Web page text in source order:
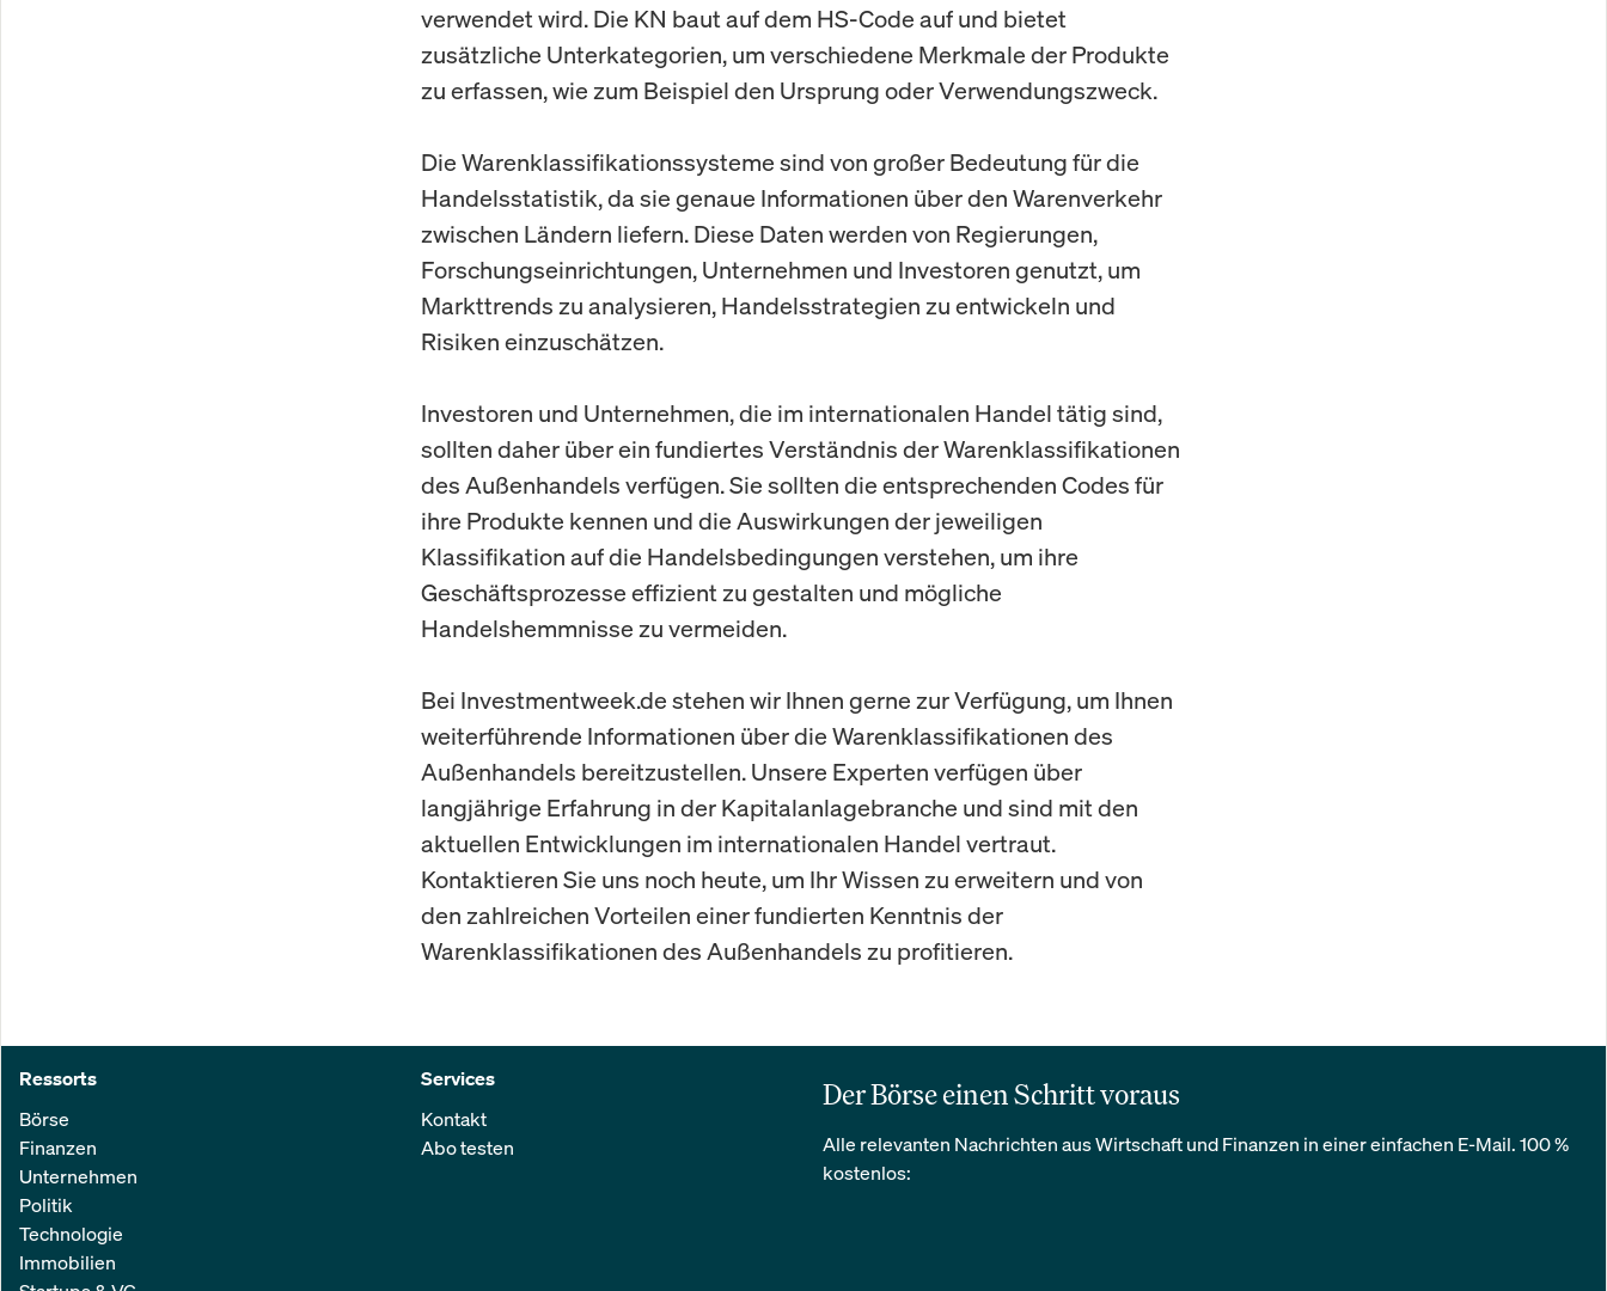
verwendet wird. Die KN baut auf dem HS-Code auf und bietet
zusätzliche Unterkategorien, um verschiedene Merkmale der Produkte
zu erfassen, wie zum Beispiel den Ursprung oder Verwendungszweck.
Die Warenklassifikationssysteme sind von großer Bedeutung für die
Handelsstatistik, da sie genaue Informationen über den Warenverkehr
zwischen Ländern liefern. Diese Daten werden von Regierungen,
Forschungseinrichtungen, Unternehmen und Investoren genutzt, um
Markttrends zu analysieren, Handelsstrategien zu entwickeln und
Risiken einzuschätzen.
Investoren und Unternehmen, die im internationalen Handel tätig sind,
sollten daher über ein fundiertes Verständnis der Warenklassifikationen
des Außenhandels verfügen. Sie sollten die entsprechenden Codes für
ihre Produkte kennen und die Auswirkungen der jeweiligen
Klassifikation auf die Handelsbedingungen verstehen, um ihre
Geschäftsprozesse effizient zu gestalten und mögliche
Handelshemmnisse zu vermeiden.
Bei Investmentweek.de stehen wir Ihnen gerne zur Verfügung, um Ihnen
weiterführende Informationen über die Warenklassifikationen des
Außenhandels bereitzustellen. Unsere Experten verfügen über
langjährige Erfahrung in der Kapitalanlagebranche und sind mit den
aktuellen Entwicklungen im internationalen Handel vertraut.
Kontaktieren Sie uns noch heute, um Ihr Wissen zu erweitern und von
den zahlreichen Vorteilen einer fundierten Kenntnis der
Warenklassifikationen des Außenhandels zu profitieren.
Ressorts
Börse
Finanzen
Unternehmen
Politik
Technologie
Immobilien
Services
Kontakt
Abo testen
Der Börse einen Schritt voraus
Alle relevanten Nachrichten aus Wirtschaft und Finanzen in einer einfachen E-Mail. 100 %
kostenlos: